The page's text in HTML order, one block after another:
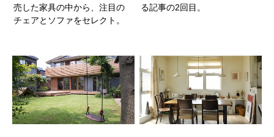
売した家具の中から、注目の
チェアとソファをセレクト。
る記事の2回目。